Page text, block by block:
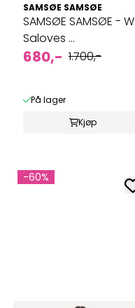
SAMSØE SAMSØE
SAMSØE SAMSØE - W
Saloves ...
680,- 1.700,-
På lager
Kjøp
-60%